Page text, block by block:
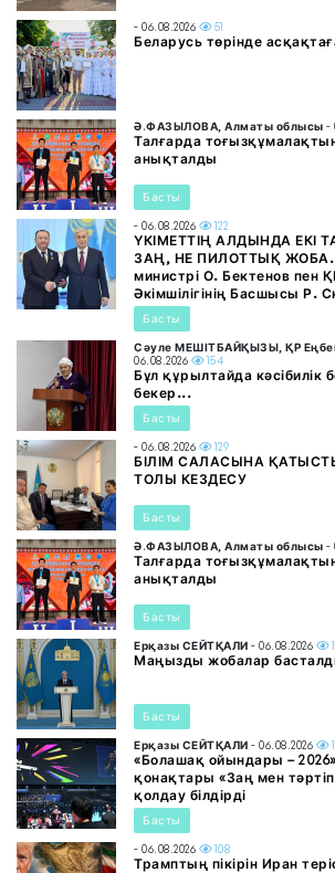
- 06.08.2026 51
Беларусь төрінде
Ә.ФАЗЫЛОВА, Алматы облысы -
Талғарда тоғызқұмалақтың
анықталды
Басты
- 06.08.2026 122
ҮКІМЕТТІҢ АЛДЫНДА ЕКІ
ЗАҢ, НЕ ПИЛОТТЫҚ
министрі О. Бектенов пен
Әкімшілігінің Басшысы Р.
Басты
Сәуле МЕШІТБАЙҚЫЗЫ, ҚР Еңбек
06.08.2026
154
Бұл құрылтайда кәсібилік
бекер...
Басты
- 06.08.2026 129
БІЛІМ САЛАСЫНА
ТОЛЫ КЕЗДЕСУ
Басты
Ә.ФАЗЫЛОВА, Алматы облысы -
Талғарда тоғызқұмалақтың
анықталды
Басты
Ерқазы СЕЙТҚАЛИ - 06.08.2026
Маңызды жобалар
Басты
Ерқазы СЕЙТҚАЛИ - 06.08.2026
«Болашақ ойындары –
қонақтары «Заң мен
қолдау білдірді
Басты
- 06.08.2026 108
Трамптың пікірін Иран